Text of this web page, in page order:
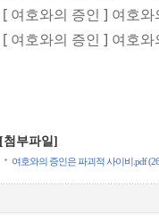
[ 여호와의 증인 ] 여호와
[ 여호와의 증인 ] 여호와
[첨부파일]
여호와의 증인은 파괴적 사이비.pdf